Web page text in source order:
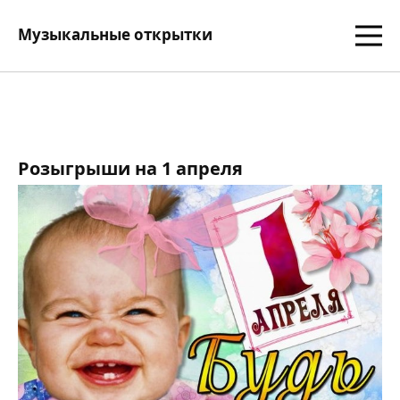
Музыкальные открытки
Розыгрыши на 1 апреля